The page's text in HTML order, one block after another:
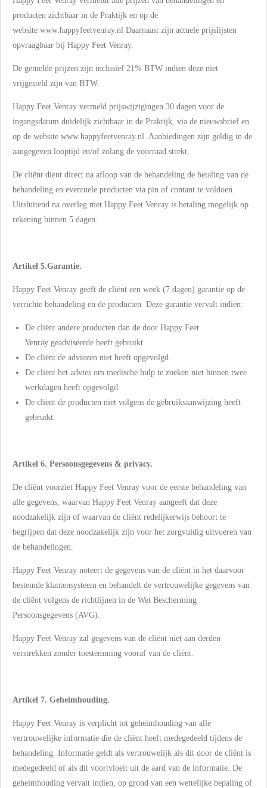
producten zichtbaar in de Praktijk en op de
website www.happyfeetvenray.nl Daarnaast zijn actuele prijslijsten
opvraagbaar bij Happy Feet Venray.
De gemelde prijzen zijn inclusief 21% BTW indien deze niet
vrijgesteld zijn van BTW.
Happy Feet Venray vermeld prijswijzigingen 30 dagen voor de
ingangsdatum duidelijk zichtbaar in de Praktijk, via de nieuwsbrief en
op de website www.happyfeetvenray.nl. Aanbiedingen zijn geldig in de
aangegeven looptijd en/of zolang de voorraad strekt.
De cliënt dient direct na afloop van de behandeling de betaling van de
behandeling en eventuele producten via pin of contant te voldoen.
Uitsluitend na overleg met Happy Feet Venray is betaling mogelijk op
rekening binnen 5 dagen.
Artikel 5.Garantie.
Happy Feet Venray geeft de cliënt een week (7 dagen) garantie op de
verrichte behandeling en de producten. Deze garantie vervalt indien:
De cliënt andere producten dan de door Happy Feet
Venray geadviseerde heeft gebruikt.
De cliënt de adviezen niet heeft opgevolgd.
De cliënt het advies om medische hulp te zoeken niet binnen twee
werkdagen heeft opgevolgd.
De cliënt de producten niet volgens de gebruiksaanwijzing heeft
gebruikt.
Artikel 6. Persoonsgegevens & privacy.
De cliënt voorziet Happy Feet Venray voor de eerste behandeling van
alle gegevens, waarvan Happy Feet Venray aangeeft dat deze
noodzakelijk zijn of waarvan de cliënt redelijkerwijs behoort te
begrijpen dat deze noodzakelijk zijn voor het zorgvuldig uitvoeren van
de behandelingen.
Happy Feet Venray noteert de gegevens van de cliënt in het daarvoor
bestemde klantensysteem en behandelt de vertrouwelijke gegevens van
de cliënt volgens de richtlijnen in de Wet Bescherming
Persoonsgegevens (AVG).
Happy Feet Venray zal gegevens van de cliënt niet aan derden
verstrekken zonder toestemming vooraf van de cliënt.
Artikel 7. Geheimhouding.
Happy Feet Venray is verplicht tot geheimhouding van alle
vertrouwelijke informatie die de cliënt heeft medegedeeld tijdens de
behandeling. Informatie geldt als vertrouwelijk als dit door de cliënt is
medegedeeld of als dit voortvloeit uit de aard van de informatie. De
geheimhouding vervalt indien, op grond van een wettelijke bepaling of